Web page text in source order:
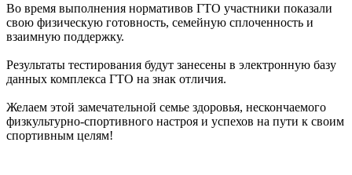
Во время выполнения нормативов ГТО участники показали
свою физическую готовность, семейную сплоченность и
взаимную поддержку.
Результаты тестирования будут занесены в электронную базу
данных комплекса ГТО на знак отличия.
Желаем этой замечательной семье здоровья, нескончаемого
физкультурно-спортивного настроя и успехов на пути к своим
спортивным целям!